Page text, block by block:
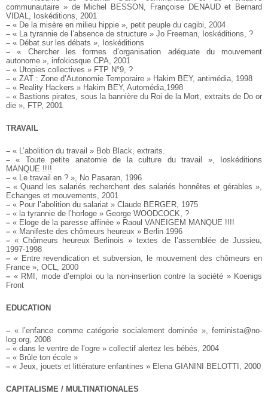
communautaire » de Michel BESSON, Françoise DENAUD et Bernard
VIDAL, Ioskéditions, 2001
– « De la misère en milieu hippie », petit peuple du cagibi, 2004
– « La tyrannie de l’absence de structure » Jo Freeman, Ioskéditions, ?
– « Débat sur les débats », Ioskéditions
– « Chercher les formes d’organisation adéquate du mouvement
autonome », infokiosque CPA, 2001
– « Utopies collectives » FTP N°9, ?
– « ZAT : Zone d’Autonomie Temporaire » Hakim BEY, antimédia, 1998
– « Reality Hackers » Hakim BEY, Automédia,1998
– « Bastions pirates, sous la bannière du Roi de la Mort, extraits de Do or
die », FTP, 2001
TRAVAIL
– « L’abolition du travail » Bob Black, extraits.
– « Toute petite anatomie de la culture du travail », Ioskéditions
MANQUE !!!!
– « Le travail en ? », No Pasaran, 1996
– « Quand les salariés recherchent des salariés honnêtes et gérables »,
Echanges et mouvements, 2001
– « Pour l’abolition du salariat » Claude BERGER, 1975
– « la tyrannie de l’horloge » George WOODCOCK, ?
– « Eloge de la paresse affinée » Raoul VANEIGEM MANQUE !!!!
– « Manifeste des chômeurs heureux » Berlin 1996
– « Chômeurs heureux Berlinois » textes de l’assemblée de Jussieu,
1997-1998
– « Entre revendication et subversion, le mouvement des chômeurs en
France », OCL, 2000
– « RMI, mode d’emploi ou la non-insertion contre la société » Koenigs
Front
EDUCATION
– « l’enfance comme catégorie socialement dominée », feminista@no-
log.org, 2008
– « dans le ventre de l’ogre » collectif alertez les bébés, 2004
– « Brûle ton école »
– « Jeux, jouets et littérature enfantines » Elena GIANINI BELOTTI, 2000
CAPITALISME / MULTINATIONALES